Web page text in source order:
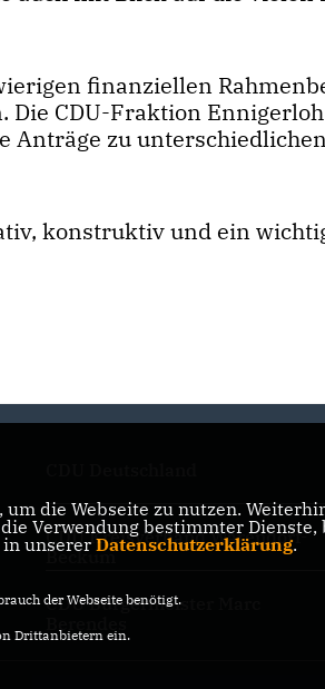
finanziellen
CDU-Fraktion
Anträge zu
konstruktiv und ein
CDU Kreisverband Warendorf-
Beckum
CDU Bürgermeister Marc
die Webseite zu nutzen.
Verwendung bestimmter
unserer Datenschutzerklärung.
der Webseite benötigt.
Drittanbietern ein.